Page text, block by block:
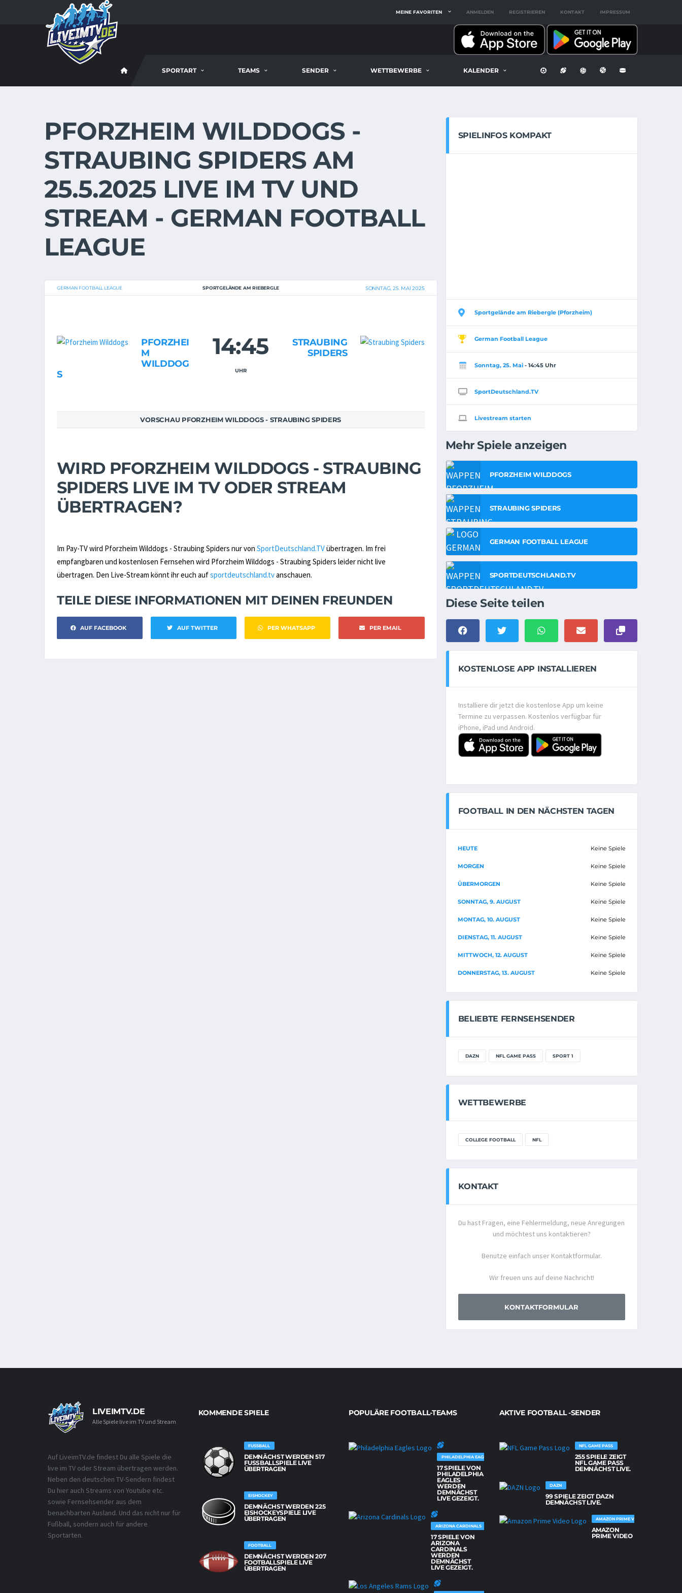
MEINE FAVORITEN ANMELDEN REGISTRIEREN KONTAKT IMPRESSUM
SPORTART TEAMS SENDER WETTBEWERBE KALENDER
PFORZHEIM WILDDOGS -
STRAUBING SPIDERS AM
25.5.2025 LIVE IM TV UND
STREAM - GERMAN FOOTBALL
LEAGUE
GERMAN FOOTBALL LEAGUE SPORTGELÄNDE AM RIEBERGLE SONNTAG, 25. MAI 2025
PFORZHEI
M
WILDDOG
S
14:45
UHR
STRAUBING
SPIDERS
VORSCHAU PFORZHEIM WILDDOGS - STRAUBING SPIDERS
WIRD PFORZHEIM WILDDOGS - STRAUBING
SPIDERS LIVE IM TV ODER STREAM
ÜBERTRAGEN?
Im Pay-TV wird Pforzheim Wilddogs - Straubing Spiders nur von SportDeutschland.TVübertragen. Im frei
empfangbaren und kostenlosen Fernsehen wird Pforzheim Wilddogs - Straubing Spiders leider nicht live
übertragen. Den Live-Stream könnt ihr euch aufsportdeutschland.tvanschauen.
TEILE DIESE INFORMATIONEN MIT DEINEN FREUNDEN
AUF FACEBOOK AUF TWITTER PER WHATSAPP PER EMAIL
SPIELINFOS KOMPAKT
Sportgelände am Riebergle (Pforzheim)
German Football League
Sonntag, 25. Mai- 14:45 Uhr
SportDeutschland.TV
Livestream starten
Mehr Spiele anzeigen
PFORZHEIM WILDDOGS
STRAUBING SPIDERS
GERMAN FOOTBALL LEAGUE
SPORTDEUTSCHLAND.TV
Diese Seite teilen
KOSTENLOSE APP INSTALLIEREN
Installiere dir jetzt die kostenlose App um keine
Termine zu verpassen. Kostenlos verfügbar für
iPhone, iPad und Android.
FOOTBALL IN DEN NÄCHSTEN TAGEN
HEUTE Keine Spiele
MORGEN Keine Spiele
ÜBERMORGEN Keine Spiele
SONNTAG, 9. AUGUST Keine Spiele
MONTAG, 10. AUGUST Keine Spiele
DIENSTAG, 11. AUGUST Keine Spiele
MITTWOCH, 12. AUGUST Keine Spiele
DONNERSTAG, 13. AUGUST Keine Spiele
BELIEBTE FERNSEHSENDER
DAZN NFL GAME PASS SPORT 1
WETTBEWERBE
COLLEGE FOOTBALL NFL
KONTAKT
Du hast Fragen, eine Fehlermeldung, neue Anregungen
und möchtest uns kontaktieren?
Benutze einfach unser Kontaktformular.
Wir freuen uns auf deine Nachricht!
KONTAKTFORMULAR
LIVEIMTV.DE
Alle Spiele live im TV und Stream
Auf LiveimTV.de findest Du alle Spiele die
live im TV oder Stream übertragen werden.
Neben den deutschen TV-Sendern findest
Du hier auch Streams von Youtube etc.
sowie Fernsehsender aus dem
benachbarten Ausland. Und das nicht nur für
Fußball, sondern auch für andere
Sportarten.
KOMMENDE SPIELE
FUSSBALL
DEMNÄCHST WERDEN 517
FUSSBALLSPIELE LIVE Ü
BERTRAGEN
EISHOCKEY
DEMNÄCHST WERDEN 225
EISHOCKEYSPIELE LIVE
ÜBERTRAGEN
FOOTBALL
DEMNÄCHST WERDEN 207
FOOTBALLSPIELE LIVE
ÜBERTRAGEN
POPULÄRE FOOTBALL-TEAMS
PHILADELPHIA EAGLES
17 SPIELE VON
PHILADELPHIA
EAGLES
WERDEN
DEMNÄCHST
LIVE GEZEIGT.
ARIZONA CARDINALS
17 SPIELE VON
ARIZONA
CARDINALS
WERDEN
DEMNÄCHST
LIVE GEZEIGT.
AKTIVE FOOTBALL -SENDER
NFL GAME PASS
255 SPIELE ZEIGT
NFL GAME PASS
DEMNÄCHST LIVE.
DAZN
99 SPIELE ZEIGT DAZN
DEMNÄCHST LIVE.
AMAZON PRIME VIDEO
AMAZON
PRIME VIDEO